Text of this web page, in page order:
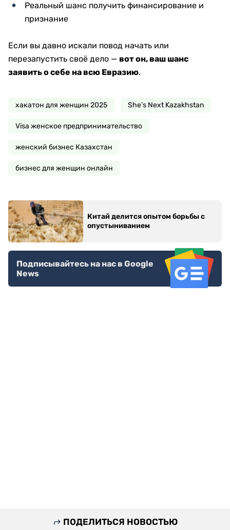
Реальный шанс получить финансирование и
признание
Если вы давно искали повод начать или
перезапустить своё дело — вот он, ваш шанс
заявить о себе на всю Евразию.
хакатон для женщин 2025 She’s Next Kazakhstan
Visa женское предпринимательство
женский бизнес Казахстан
бизнес для женщин онлайн
Китай делится опытом борьбы с
опустыниванием
Подписывайтесь на нас в Google
News
ПОДЕЛИТЬСЯ НОВОСТЬЮ